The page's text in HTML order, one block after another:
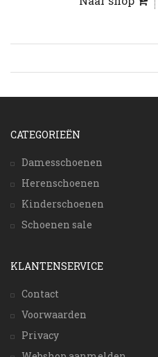
CATEGORIEËN
Damesschoenen
Herenschoenen
Kinderschoenen
Schoenen sale
KLANTENSERVICE
Contact
Voorwaarden
Privacy